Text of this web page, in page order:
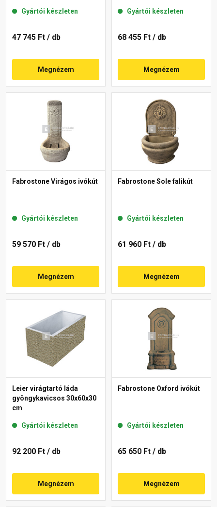
Gyártói készleten
47 745 Ft / db
Megnézem
Gyártói készleten
68 455 Ft / db
Megnézem
Fabrostone Virágos ivókút
Gyártói készleten
59 570 Ft / db
Megnézem
Fabrostone Sole falikút
Gyártói készleten
61 960 Ft / db
Megnézem
Leier virágtartó láda
gyöngykavicsos 30x60x30
cm
Gyártói készleten
92 200 Ft / db
Megnézem
Fabrostone Oxford ivókút
Gyártói készleten
65 650 Ft / db
Megnézem